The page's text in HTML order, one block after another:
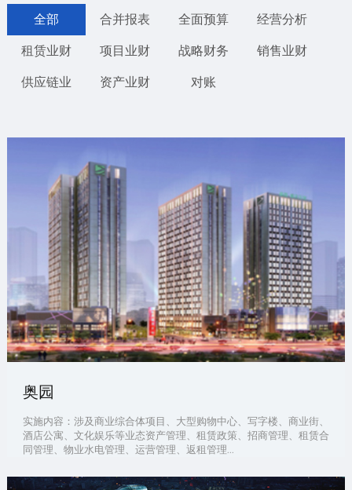
全部 合并报表 全面预算 经营分析
租赁业财 项目业财 战略财务 销售业财
供应链业 资产业财 对账
奥园
实施内容：涉及商业综合体项目、大型购物中心、写字楼、商业街、
酒店公寓、文化娱乐等业态资产管理、租赁政策、招商管理、租赁合
同管理、物业水电管理、运营管理、返租管理...